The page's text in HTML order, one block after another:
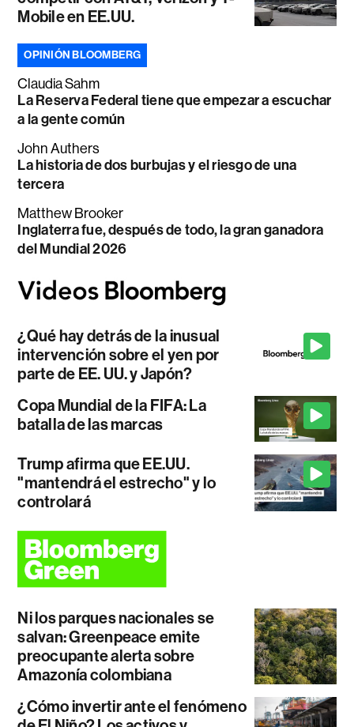
Mobile en EE.UU.
OPINIÓN BLOOMBERG
Claudia Sahm
La Reserva Federal tiene que empezar a escuchar
a la gente común
John Authers
La historia de dos burbujas y el riesgo de una
tercera
Matthew Brooker
Inglaterra fue, después de todo, la gran ganadora
del Mundial 2026
¿Qué hay detrás de la inusual
intervención sobre el yen por
parte de EE. UU. y Japón?
Copa Mundial de la FIFA: La
batalla de las marcas
Trump afirma que EE.UU.
"mantendrá el estrecho" y lo
controlará
Ni los parques nacionales se
salvan: Greenpeace emite
preocupante alerta sobre
Amazonía colombiana
¿Cómo invertir ante el fenómeno